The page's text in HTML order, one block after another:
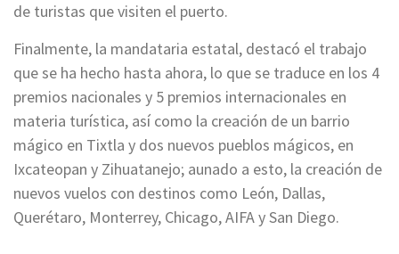
de turistas que visiten el puerto.
Finalmente, la mandataria estatal, destacó el trabajo
que se ha hecho hasta ahora, lo que se traduce en los 4
premios nacionales y 5 premios internacionales en
materia turística, así como la creación de un barrio
mágico en Tixtla y dos nuevos pueblos mágicos, en
Ixcateopan y Zihuatanejo; aunado a esto, la creación de
nuevos vuelos con destinos como León, Dallas,
Querétaro, Monterrey, Chicago, AIFA y San Diego.